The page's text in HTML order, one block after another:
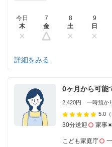
今日
木
7
金
8
土
9
日
詳細をみる
0ヶ月から可能
2,420円 一時預か
5.0
30分送迎 家事
こども家庭庁